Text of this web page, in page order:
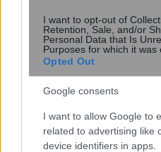
I want to opt-out of
Retention, Sale, and/or
Personal Data that Is
Purposes for which it was
Opted Out
Google consents
I want to allow Google to
related to advertising like
device identifiers in apps.
Πλούτωνας: Η
συρρικνώνεται